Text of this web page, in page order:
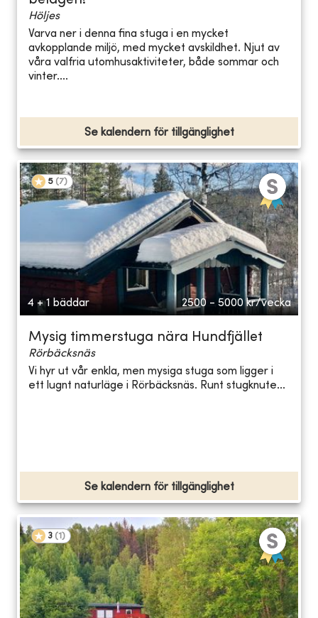
Höljes
Varva ner i denna fina stuga i en mycket
avkopplande miljö, med mycket avskildhet. Njut av
våra valfria utomhusaktiviteter, både sommar och
vinter....
Se kalendern för tillgänglighet
5 (7)
4 + 1 bäddar 2500 - 5000 kr/vecka
Mysig timmerstuga nära Hundfjället
Rörbäcksnäs
Vi hyr ut vår enkla, men mysiga stuga som ligger i
ett lugnt naturläge i Rörbäcksnäs. Runt stugknute...
Se kalendern för tillgänglighet
3 (1 )